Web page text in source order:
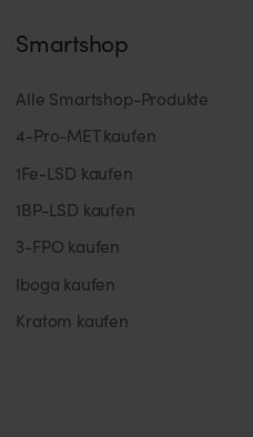
Smartshop
Alle Smartshop-Produkte
4-Pro-MET kaufen
1Fe-LSD kaufen
1BP-LSD kaufen
3-FPO kaufen
Iboga kaufen
Kratom kaufen